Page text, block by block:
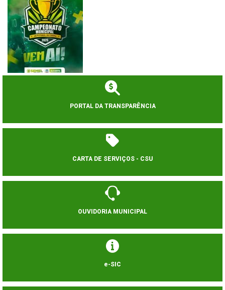
PORTAL DA TRANSPARÊNCIA
CARTA DE SERVIÇOS - CSU
OUVIDORIA MUNICIPAL
e-SIC